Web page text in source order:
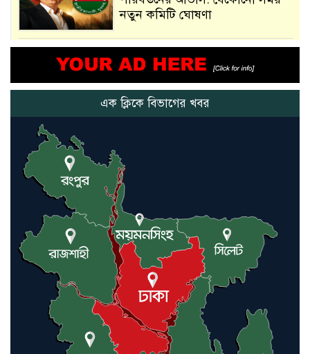
নতুন কমিটি ঘোষণা
মানুষের উপকার হয় : প্রধানমন্ত্রী
যুক্তরাষ্ট্র ও ইসরায়েল বাদে হরমুজ
প্রণালি সবার জন্য উন্মুক্ত: আরাকচি
এবার চীনের দ্বারস্থ হলেন ডোনাল্ড
ট্রাম্প
ইরানে কঠোর হামলা অব্যাহত রাখতে
ট্রাম্পকে আহ্বান সৌদি আরবের
এক ক্লিকে বিভাগের খবর